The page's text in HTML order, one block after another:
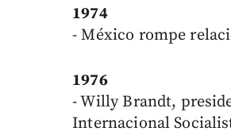
1974
- México rompe
1976
- Willy Brandt,
Internacional